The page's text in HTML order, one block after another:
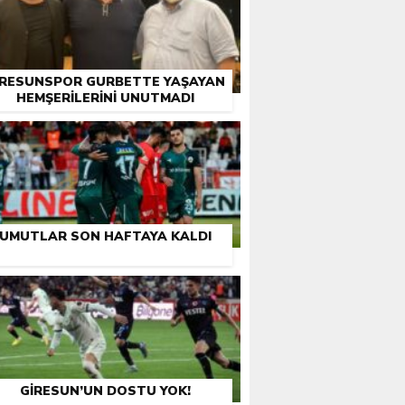
GURBETTE YAŞAYAN
HEMŞERILERINI UNUTMADI
UMUTLAR SON HAFTAYA KALDI
GIRESUN’UN DOSTU YOK!